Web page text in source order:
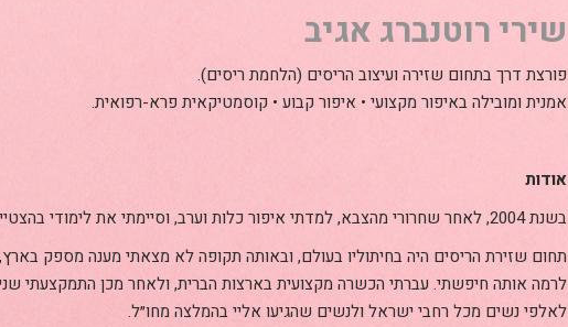
שירי רוטנברג אגיב
פורצת דרך בתחום שזירה ועיצוב הריסים (הלחמת ריסים).
אמנית ומובילה באיפור מקצועי • איפור קבוע • קוסמטיקאית פרא-רפואית.
אודות
בשנת 2004, לאחר שחרורי מהצבא, למדתי איפור כלות וערב, וסיימתי את לימודי בהצטיינות מרובה.
תחום שזירת הריסים היה בחיתוליו בעולם, ובאותה תקופה לא מצאתי מענה מספק בארץ,
לרמה אותה חיפשתי. עברתי הכשרה מקצועית בארצות הברית, ולאחר מכן התמקצעתי
לאלפי נשים מכל רחבי ישראל ולנשים שהגיעו אליי בהמלצה מחו״ל.